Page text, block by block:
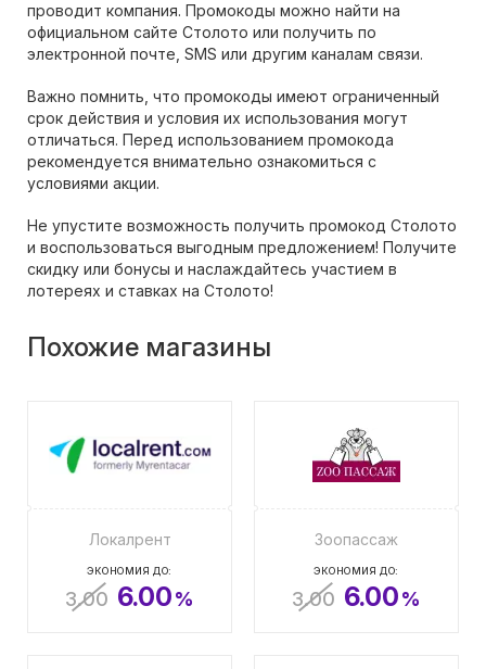
проводит компания. Промокоды можно найти на
официальном сайте Столото или получить по
электронной почте, SMS или другим каналам связи.
Важно помнить, что промокоды имеют ограниченный
срок действия и условия их использования могут
отличаться. Перед использованием промокода
рекомендуется внимательно ознакомиться с
условиями акции.
Не упустите возможность получить промокод Столото
и воспользоваться выгодным предложением! Получите
скидку или бонусы и наслаждайтесь участием в
лотереях и ставках на Столото!
Похожие магазины
Локалрент
ЭКОНОМИЯ ДО:
3.00 6.00%
Зоопассаж
ЭКОНОМИЯ ДО:
3.00 6.00%